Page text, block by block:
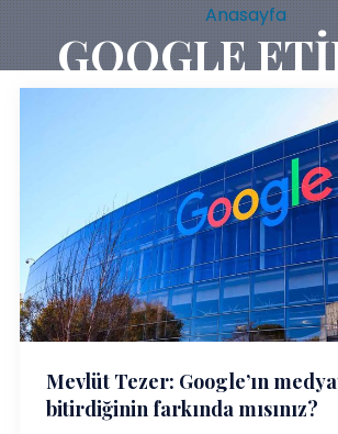
GOOGLE
Anasayfa
Mevlüt Tezer: Google’ın
bitirdiğinin farkında mısınız?